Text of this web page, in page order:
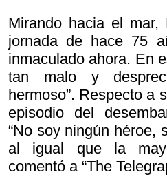
Mirando hacia el mar,
jornada de hace 75
inmaculado ahora. En
tan malo y
hermoso”. Respecto a
episodio del
“No soy ningún héroe,
al igual que la
comentó a “The